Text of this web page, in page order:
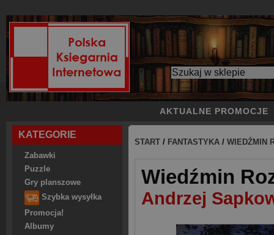
AKTUALNE PROMOCJE
KATEGORIE
Zabawki
Puzzle
Gry planszowe
Szybka wysyłka
Promocja!
Albumy
START / FANTASTYKA / WIEDŹMIN
Wiedźmin
Andrzej